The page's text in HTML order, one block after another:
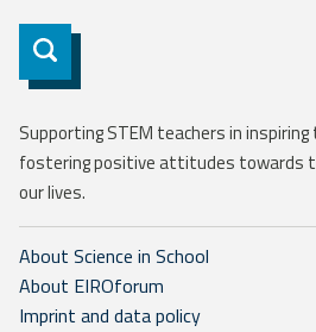
Subscribe
Supporting STEM teachers in
fostering positive attitudes towards
our lives.
About Science in School
About EIROforum
Imprint and data policy